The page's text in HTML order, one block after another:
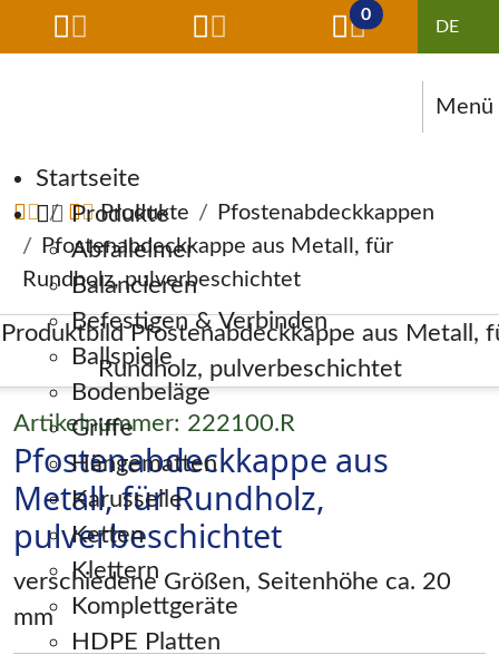
0
Menü
Navigation überspringen
Startseite
Produkte
Abfalleimer
Balancieren
Befestigen & Verbinden
Ballspiele
Bodenbeläge
Griffe
Hängematten
Karusselle
Ketten
Klettern
Komplettgeräte
HDPE Platten
Produkte
Pfostenabdeckkappen
Pfostenabdeckkappe aus Metall, für
Rundholz, pulverbeschichtet
Artikelnummer: 222100.R
Pfostenabdeckkappe aus
Metall, für Rundholz,
pulverbeschichtet
verschiedene Größen, Seitenhöhe ca. 20
mm